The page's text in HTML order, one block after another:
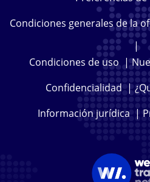
Condiciones generales de la
|
Condiciones de uso|
Confidencialidad|
Información jurídica |